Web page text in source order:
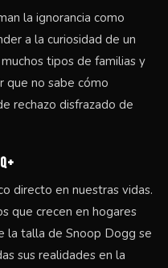
la ignorancia como
a la curiosidad de un
tipos de familias y
que no sabe cómo
rechazo disfrazado de
directo en nuestras vidas.
que crecen en hogares
la talla de Snoop Dogg se
sus realidades en la